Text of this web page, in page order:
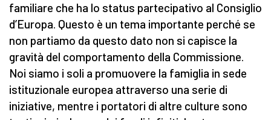
familiare che ha lo status partecipativo al Consiglio
d’Europa. Questo è un tema importante perché se
non partiamo da questo dato non si capisce la
gravità del comportamento della Commissione.
Noi siamo i soli a promuovere la famiglia in sede
istituzionale europea attraverso una serie di
iniziative, mentre i portatori di altre culture sono